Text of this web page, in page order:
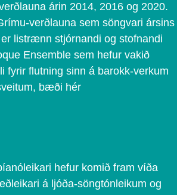
árin 2014, 2016 og 2020.
verðlauna sem söngvari ársins
listrænn stjórnandi og stofnandi
Ensemble sem hefur vakið
fyrir flutning sinn á barokk-verkum
bæði hér
hefur komið fram víða
á ljóða-söngtónleikum og